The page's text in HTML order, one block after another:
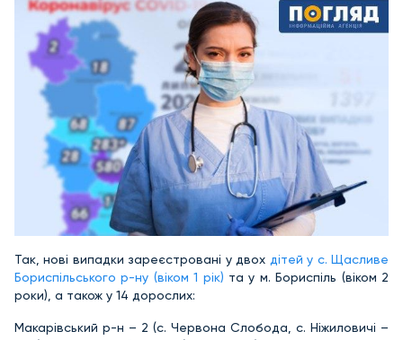
Так, нові випадки зареєстровані у двох дітей у с. Щасливе
Бориспільського р-ну (віком 1 рік) та у м. Бориспіль (віком 2
роки), а також у 14 дорослих:
Макарівський р-н – 2 (с. Червона Слобода, с. Ніжиловичі –